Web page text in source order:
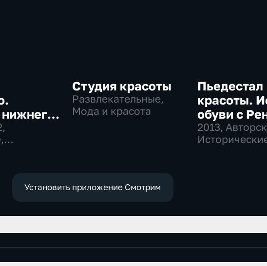
,
Студия красоты
Развлекательные,
Мода и красота
Пьедестал
красоты.
обуви с
2013,
Установить приложение Смотрим